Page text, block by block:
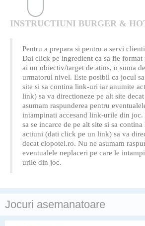
INSTRUCTIUNI BURGER &
Pentru a prepara si pentru a servi
Dai click pe ingredient ca sa fie
ai un obiectiv/target de atins, o suma
urmatorul nivel. Este posibil ca jocul
site si sa contina link-uri iar anumite
link) sa va directioneze pe alt site
asumam raspunderea pentru
intampinati accesand link-urile din joc.
sa se incarce de pe alt site si sa
actiuni (dati click pe un link) sa va
decat clopotel.ro. Nu ne asumam
eventualele neplaceri pe care le
urile din joc.
Jocuri asemanatoare